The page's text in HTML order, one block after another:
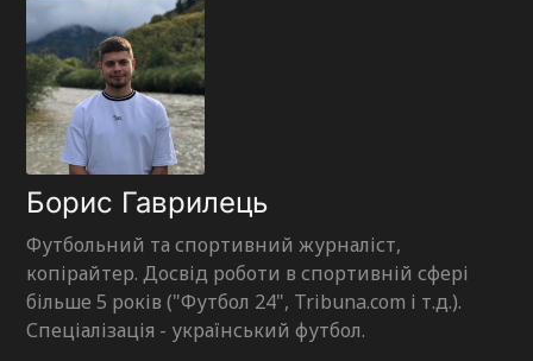
Борис Гаврилець
Футбольний та спортивний журналіст,
копірайтер. Досвід роботи в спортивній сфері
більше 5 років ("Футбол 24", Tribuna.com і т.д.).
Спеціалізація - український футбол.